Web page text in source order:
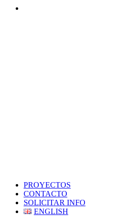
PROYECTOS
CONTACTO
SOLICITAR INFO
ENGLISH